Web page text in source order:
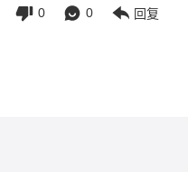
0 0 回复